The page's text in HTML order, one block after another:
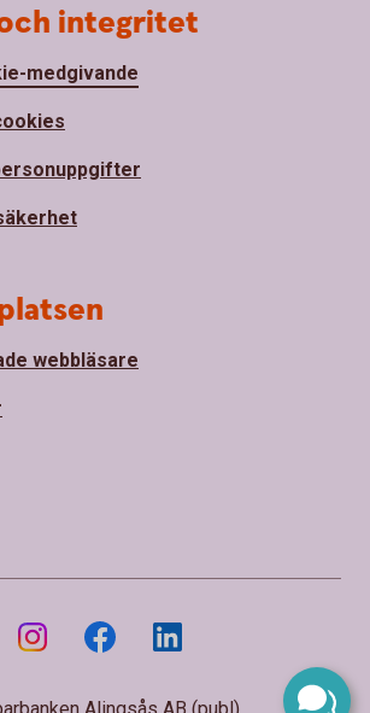
integritet
medgivande
webbläsare